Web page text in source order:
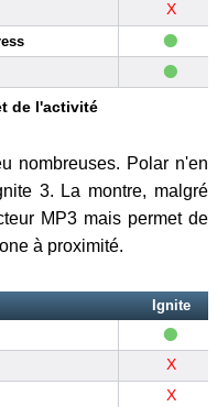
X
•
•
de l'activité
nombreuses. Polar n'en
3. La montre, malgré
MP3 mais permet de
à proximité.
Ignite
•
X
X